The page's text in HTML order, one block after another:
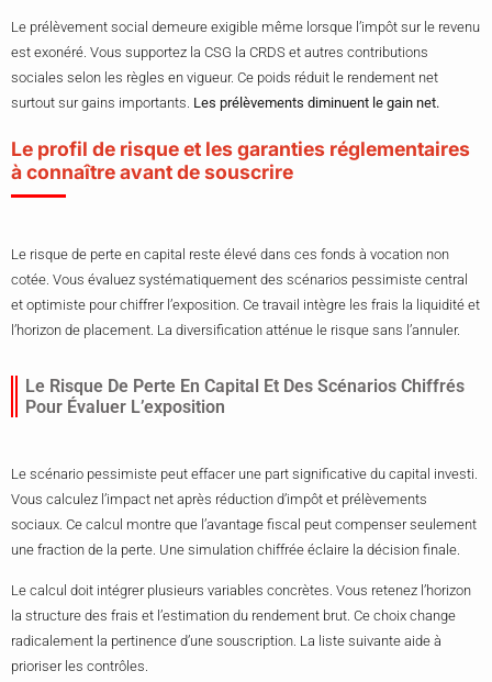
Le prélèvement social demeure exigible même lorsque l’impôt sur le revenu
est exonéré. Vous supportez la CSG la CRDS et autres contributions
sociales selon les règles en vigueur. Ce poids réduit le rendement net
surtout sur gains importants. Les prélèvements diminuent le gain net.
Le profil de risque et les garanties réglementaires
à connaître avant de souscrire
Le risque de perte en capital reste élevé dans ces fonds à vocation non
cotée. Vous évaluez systématiquement des scénarios pessimiste central
et optimiste pour chiffrer l’exposition. Ce travail intègre les frais la liquidité et
l’horizon de placement. La diversification atténue le risque sans l’annuler.
Le Risque De Perte En Capital Et Des Scénarios Chiffrés
Pour Évaluer L’exposition
Le scénario pessimiste peut effacer une part significative du capital investi.
Vous calculez l’impact net après réduction d’impôt et prélèvements
sociaux. Ce calcul montre que l’avantage fiscal peut compenser seulement
une fraction de la perte. Une simulation chiffrée éclaire la décision finale.
Le calcul doit intégrer plusieurs variables concrètes. Vous retenez l’horizon
la structure des frais et l’estimation du rendement brut. Ce choix change
radicalement la pertinence d’une souscription. La liste suivante aide à
prioriser les contrôles.